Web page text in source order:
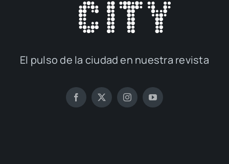
El pul­so de la ciu­dad en nues­tra revis­ta